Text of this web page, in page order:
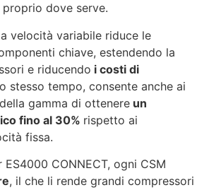
dove serve.
velocità variabile riduce le
chiave, estendendo la
e riducendo i costi di
stesso tempo, consente anche ai
gamma di ottenere un
fino al 30% rispetto ai
fissa.
CONNECT, ogni CSM
, il che li rende grandi compressori